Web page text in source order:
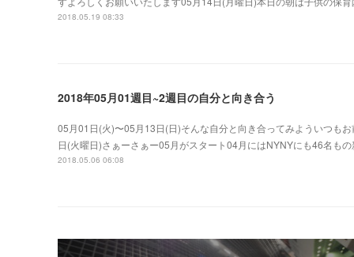
2018.05.19 08:33
2018年05月01週目~2週目の自分と向き合う
05月01日(火)〜05月13日(日)そんな自分と向き合ってみよういつも
日(火曜日)さぁーさぁー05月がスタート04月にはNYNYにも46名も
2018.05.06 06:08